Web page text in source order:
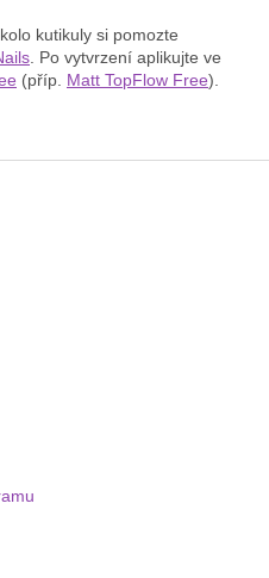
kutikuly si pomozte
. Po vytvrzení aplikujte ve
(příp. Matt TopFlow Free).